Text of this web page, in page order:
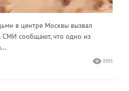
в центре Москвы вызвал
СМИ сообщают, что одно из
3983